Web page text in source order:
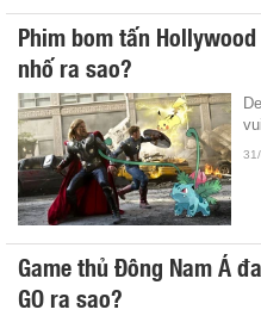
Phim bom tấn
nhố ra sao?
Game thủ Đông Nam Á
GO ra sao?